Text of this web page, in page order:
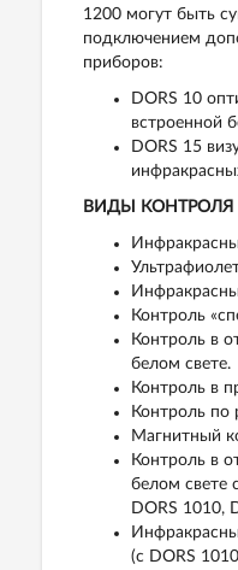
1200 могут быть
подключением
приборов:
DORS 10
встроенной
DORS 15
ВИДЫ КОНТРОЛЯ
Контроль
Контроль в
белом свете.
Контроль в
Контроль по
Магнитный
Контроль в
белом свете
DORS 1010,
(с DORS